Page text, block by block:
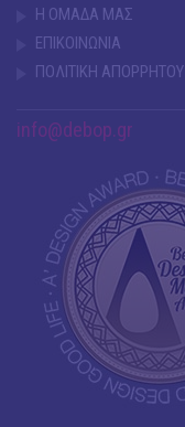
Η ΟΜΑΔΑ ΜΑΣ
ΕΠΙΚΟΙΝΩΝΙΑ
ΠΟΛΙΤΙΚΗ ΑΠΟΡΡΗΤΟΥ
info@debop.gr